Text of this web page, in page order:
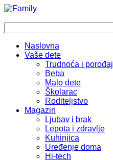
Naslovna
Vaše dete
Trudnoća i porođaj
Beba
Malo dete
Školarac
Roditeljstvo
Magazin
Ljubav i brak
Lepota i zdravlje
Kuhinjica
Uređenje doma
Hi-tech